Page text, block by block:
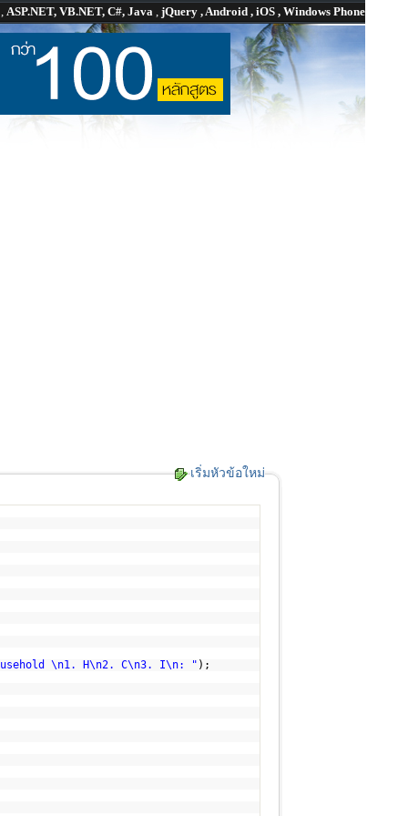
, ASP.NET, VB.NET, C#, Java , jQuery , Android , iOS , Windows Phone
เริ่มหัวข้อใหม่
\n1. H\n2. C\n3. I\n: " );